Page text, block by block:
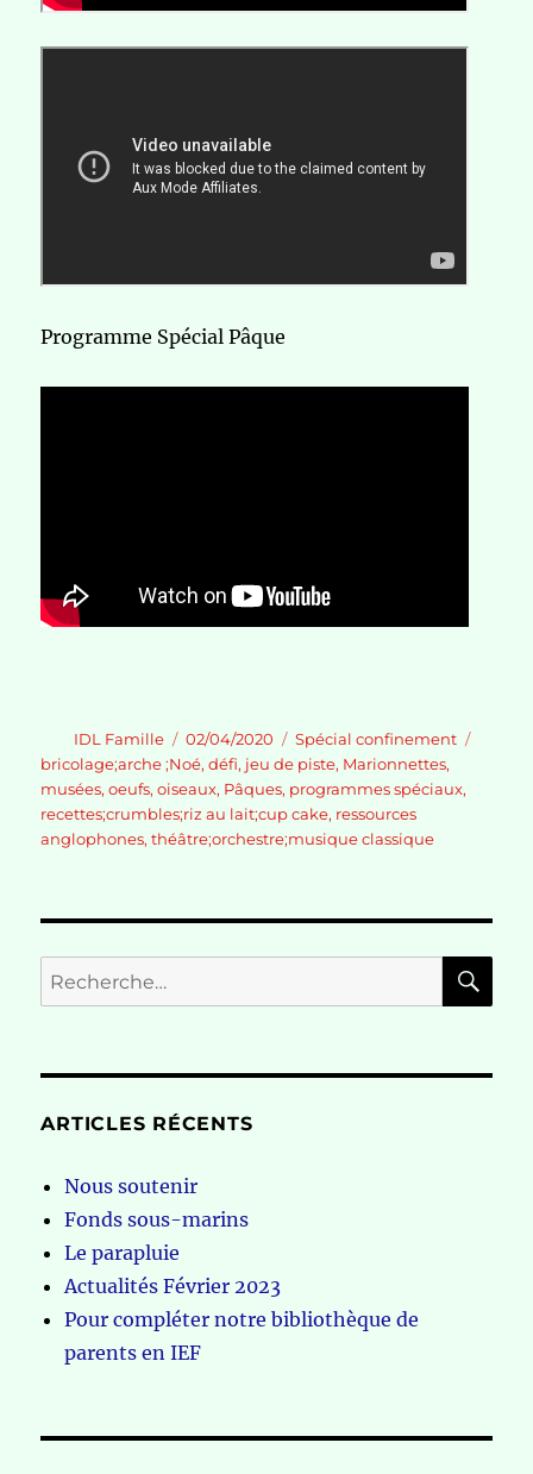
Programme Spécial Pâque
Auteur
IDL Famille
Publié
le
02/04/2020 Catégories
Spécial confinement
bricolage;arche ;Noé,défi, jeu de piste, Marionnettes,
musées,oeufs,oiseaux, Pâques, programmes spéciaux,
recettes;crumbles;riz au lait;cup cake, ressources
anglophones,théâtre;orchestre;musique classique
Recherche
pour :
ARTICLES RÉCENTS
Nous soutenir
Fonds sous-marins
Le parapluie
Actualités Février 2023
Pour compléter notre bibliothèque de
parents en IEF